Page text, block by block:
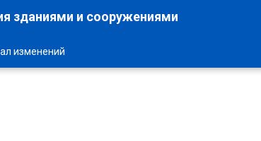
зданиями и сооружениями
изменений